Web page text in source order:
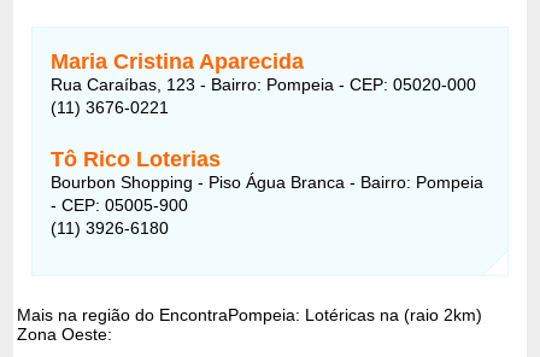
Maria Cristina Aparecida
Rua Caraíbas, 123 - Bairro: Pompeia - CEP: 05020-000
(11) 3676-0221
Tô Rico Loterias
Bourbon Shopping - Piso Água Branca - Bairro: Pompeia
- CEP: 05005-900
(11) 3926-6180
Mais na região do EncontraPompeia: Lotéricas na (raio 2km)
Zona Oeste: